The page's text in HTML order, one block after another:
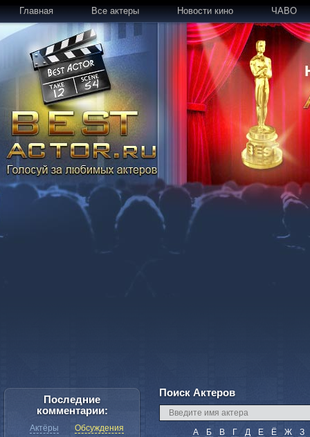
Главная Все актеры Новости кино ЧАВО
Поиск Актеров
А Б В Г Д Е Ё Ж З
Последние
комментарии:
Актёры Обсуждения